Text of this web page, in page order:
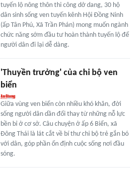
tuyến lộ nông thôn thi công dở dang, 30 hộ
dân sinh sống ven tuyến kênh Hội Đồng Ninh
(ấp Tân Phú, Xã Trần Phán) mong muốn ngành
chức năng sớm đầu tư hoàn thành tuyến lộ để
người dân đi lại dễ dàng.
'Thuyền trưởng' của chi bộ ven
biển
Giữa vùng ven biển còn nhiều khó khăn, đời
sống người dân dần đổi thay từ những nỗ lực
bền bỉ ở cơ sở. Câu chuyện ở ấp 6 Biển, xã
Đông Thái là lát cắt về bí thư chi bộ trẻ gắn bó
với dân, góp phần ổn định cuộc sống nơi đầu
sóng.